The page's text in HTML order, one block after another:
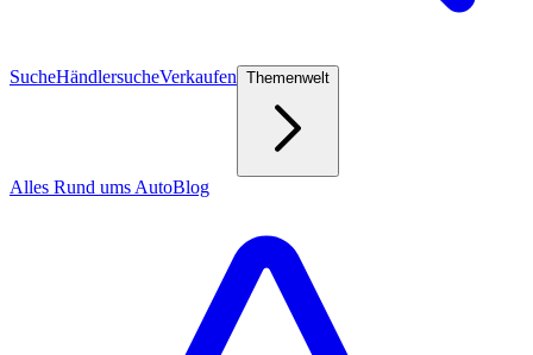
SucheHändlersucheVerkaufen Themenwelt
Alles Rund ums AutoBlog